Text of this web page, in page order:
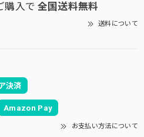
購入で 全国送料無料
送料について
決済
Amazon Pay
お支払い方法について